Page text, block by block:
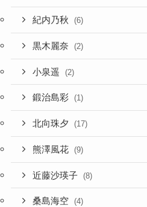
紀内乃秋 (6)
黒木麗奈 (2)
小泉遥 (2)
鍛治島彩 (1)
北向珠夕 (17)
熊澤風花 (9)
近藤沙瑛子 (8)
桑島海空 (4)